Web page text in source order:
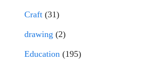
Craft (31)
drawing (2)
Education (195)